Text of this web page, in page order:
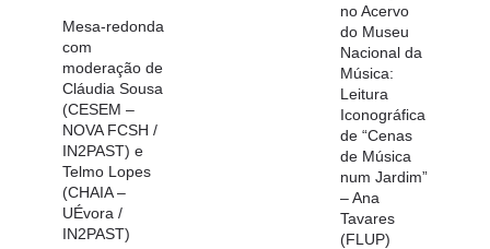
Mesa-redonda
com
moderação de
Cláudia Sousa
(CESEM –
NOVA FCSH /
IN2PAST) e
Telmo Lopes
(CHAIA –
UÉvora /
IN2PAST)
no Acervo
do Museu
Nacional da
Música:
Leitura
Iconográfica
de “Cenas
de Música
num Jardim”
– Ana
Tavares
(FLUP)